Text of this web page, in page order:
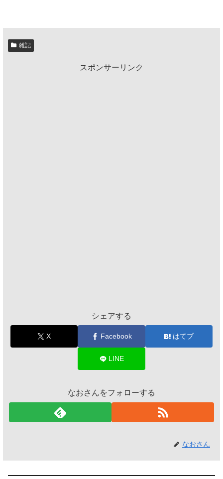
雑記
スポンサーリンク
シェアする
X Facebook はてブ
LINE
なおさんをフォローする
なおさん